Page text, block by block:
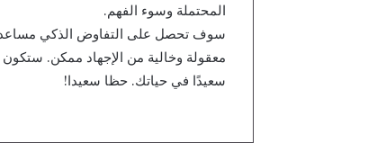
المحتملة وسوء الفهم.
سوف تحصل على التفاوض الذكي
معقولة وخالية من الإجهاد ممكن.
سعيدًا في حياتك. حظا سعيدا!